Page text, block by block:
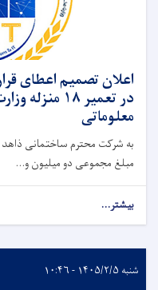
اعلان تصمیم اعطای
در تعمیر ۱۸
معلوماتی
به شرکت محترم ساختمانی ذاهد
مبلغ مجموعی دو میلیون و...
بیشتر...
شنبه ۱۴۰۵/۲/۵ - ۱۰:۴۶